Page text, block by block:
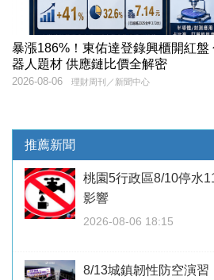
暴漲186%！東佑達登錄興櫃開紅盤
器人題材 供應鏈比價全解密
理財周刊／新聞中心
2026-08-06
推薦新聞
桃園5行政區8/10停水
影響
2026-08-06 18:15
8/13城鎮韌性防空演